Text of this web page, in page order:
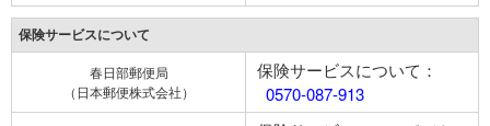
保険サービスについて
春日部郵便局
（日本郵便株式会社）
保険サービスについて：
0570-087-913